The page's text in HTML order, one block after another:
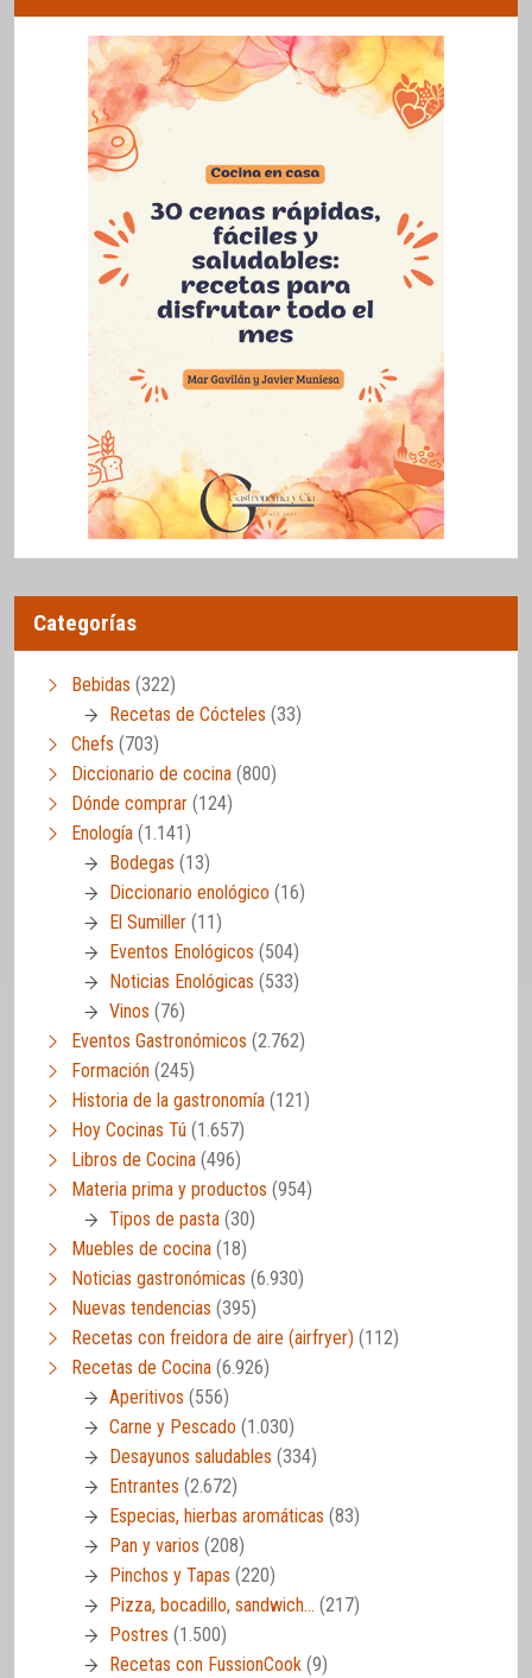
Categorías
Bebidas (322)
Recetas de Cócteles (33)
Chefs (703)
Diccionario de cocina (800)
Dónde comprar (124)
Enología (1.141)
Bodegas (13)
Diccionario enológico (16)
El Sumiller (11)
Eventos Enológicos (504)
Noticias Enológicas (533)
Vinos (76)
Eventos Gastronómicos (2.762)
Formación (245)
Historia de la gastronomía (121)
Hoy Cocinas Tú (1.657)
Libros de Cocina (496)
Materia prima y productos (954)
Tipos de pasta (30)
Muebles de cocina (18)
Noticias gastronómicas (6.930)
Nuevas tendencias (395)
Recetas con freidora de aire (airfryer) (112)
Recetas de Cocina (6.926)
Aperitivos (556)
Carne y Pescado (1.030)
Desayunos saludables (334)
Entrantes (2.672)
Especias, hierbas aromáticas (83)
Pan y varios (208)
Pinchos y Tapas (220)
Pizza, bocadillo, sandwich… (217)
Postres (1.500)
Recetas con FussionCook (9)